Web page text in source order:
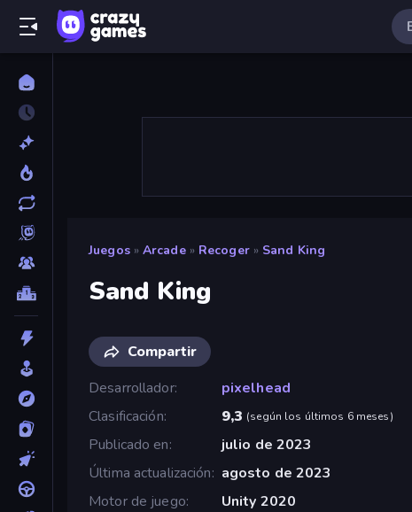
Juegos » Arcade » Recoger » Sand King
Sand King
Compartir
Desarrollador
pixelhead
Clasificación
9,3 (según los últimos 6 meses)
Publicado en
julio de 2023
Última actualización
agosto de 2023
Motor de juego
Unity 2020